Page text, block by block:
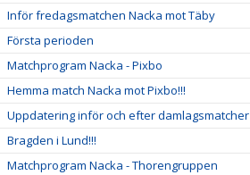
Inför fredagsmatchen Nacka mot Täby
Första perioden
Matchprogram Nacka - Pixbo
Hemma match Nacka mot Pixbo!!!
Uppdatering inför och efter damlagsmatcher
Bragden i Lund!!!
Matchprogram Nacka - Thorengruppen